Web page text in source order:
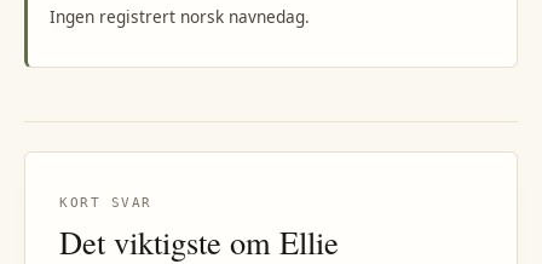
Ingen registrert norsk navnedag.
KORT SVAR
Det viktigste om Ellie